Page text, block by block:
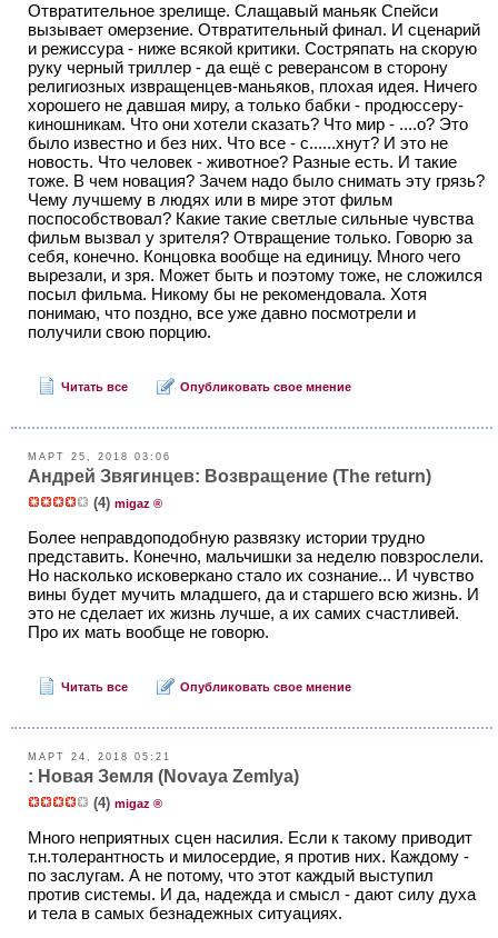
Отвратительное зрелище. Слащавый маньяк Спейси
вызывает омерзение. Отвратительный финал. И сценарий
и режиссура - ниже всякой критики. Состряпать на скорую
руку черный триллер - да ещё с реверансом в сторону
религиозных извращенцев-маньяков, плохая идея. Ничего
хорошего не давшая миру, а только бабки - продюссеру-
киношникам. Что они хотели сказать? Что мир - ....о? Это
было известно и без них. Что все - с......хнут? И это не
новость. Что человек - животное? Разные есть. И такие
тоже. В чем новация? Зачем надо было снимать эту грязь?
Чему лучшему в людях или в мире этот фильм
поспособствовал? Какие такие светлые сильные чувства
фильм вызвал у зрителя? Отвращение только. Говорю за
себя, конечно. Концовка вообще на единицу. Много чего
вырезали, и зря. Может быть и поэтому тоже, не сложился
посыл фильма. Никому бы не рекомендовала. Хотя
понимаю, что поздно, все уже давно посмотрели и
получили свою порцию.
Читать все Опубликовать свое мнение
МАРТ 25, 2018 03:06
Андрей Звягинцев: Возвращение (The return)
(4) migaz ®
Более неправдоподобную развязку истории трудно
представить. Конечно, мальчишки за неделю повзрослели.
Но насколько исковеркано стало их сознание... И чувство
вины будет мучить младшего, да и старшего всю жизнь. И
это не сделает их жизнь лучше, а их самих счастливей.
Про их мать вообще не говорю.
Читать все Опубликовать свое мнение
МАРТ 24, 2018 05:21
: Новая Земля (Novaya Zemlya)
(4) migaz ®
Много неприятных сцен насилия. Если к такому приводит
т.н.толерантность и милосердие, я против них. Каждому -
по заслугам. А не потому, что этот каждый выступил
против системы. И да, надежда и смысл - дают силу духа
и тела в самых безнадежных ситуациях.